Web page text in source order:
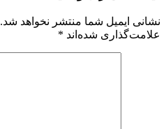
نشانی ایمیل شما منتشر نخواهد شد.
علامت‌گذاری شده‌اند *